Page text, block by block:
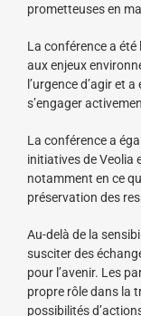
prometteuses en
La conférence a été
aux enjeux
l’urgence d’agir et
s’engager
La conférence a
initiatives de Veolia
notamment en ce
préservation des
Au-delà de la
susciter des
pour l’avenir. Les
propre rôle dans la
possibilités